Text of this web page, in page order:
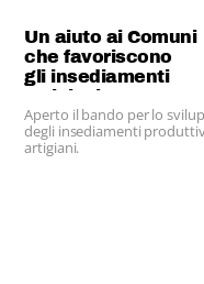
Un aiuto ai Comuni
che favoriscono
gli insediamenti
artigiani
Aperto il bando per lo
degli insediamenti
artigiani.